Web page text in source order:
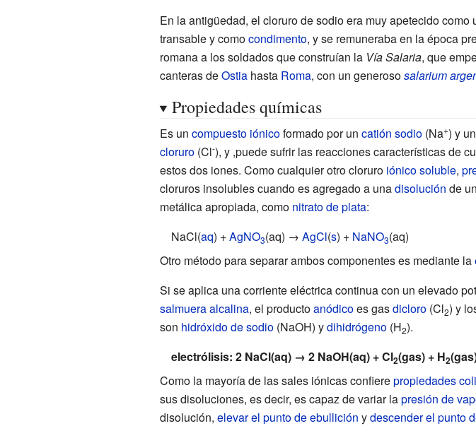
En la antigüedad, el cloruro de sodio era muy apetecido como
transable y comocondimento, y se remuneraba en la época
romana a los soldados que construían la Vía Salaria, que
canteras deOstiahasta Roma, con un generososalarium
Propiedades químicas
Es un compuesto iónicoformado por un catión sodio(Na+) y un
cloruro(Cl-), y ,puede sufrir las reacciones características de
estos dos iones. Como cualquier otro cloruro iónicosoluble,
cloruros insolubles cuando es agregado a unadisolución de
metálica apropiada, como nitrato de plata:
NaCl(aq) +AgNO3(aq) → AgCl(s) + NaNO3(aq)
Otro método para separar ambos componentes es mediante la
Si se aplica una corriente eléctrica continua con un elevado
salmueraalcalina, el productoanódicoes gasdicloro(Cl2) y
son hidróxido de sodio(NaOH) ydihidrógeno(H2).
electrólisis: 2 NaCl(aq) → 2 NaOH(aq) + Cl2(gas) + H2
Como la mayoría de las sales iónicas confierepropiedades
sus disoluciones, es decir, es capaz de variar lapresión de
disolución, elevar el punto de ebullición ydescender el punto